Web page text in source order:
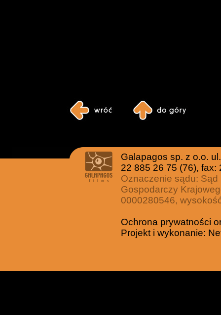
Galapagos sp. z o.o.
22 885 26 75 (76),
Oznaczenie sądu: Sąd
Gospodarczy
0000280546,
Ochrona prywatności
Projekt i wykonanie: